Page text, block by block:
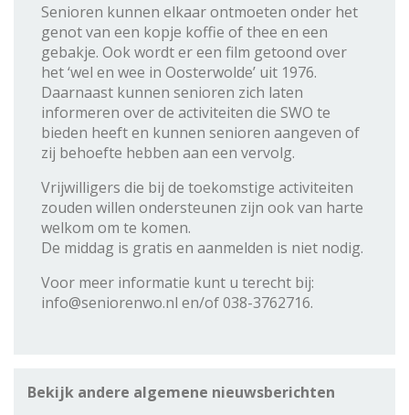
Senioren kunnen elkaar ontmoeten onder het
genot van een kopje koffie of thee en een
gebakje. Ook wordt er een film getoond over
het ‘wel en wee in Oosterwolde’ uit 1976.
Daarnaast kunnen senioren zich laten
informeren over de activiteiten die SWO te
bieden heeft en kunnen senioren aangeven of
zij behoefte hebben aan een vervolg.
Vrijwilligers die bij de toekomstige activiteiten
zouden willen ondersteunen zijn ook van harte
welkom om te komen.
De middag is gratis en aanmelden is niet nodig.
Voor meer informatie kunt u terecht bij:
info@seniorenwo.nl en/of 038-3762716.
Bekijk andere algemene nieuwsberichten